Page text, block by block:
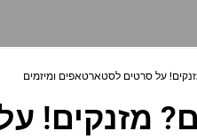
על סרטים לסטארטאפים ומיזמים
מזנקים!